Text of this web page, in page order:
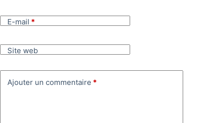
E-mail *
Site web
Ajouter un commentaire *